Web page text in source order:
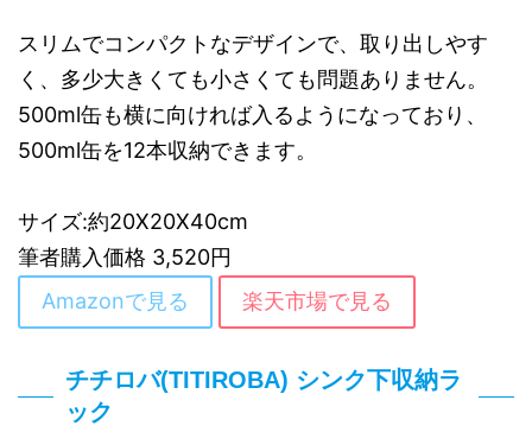
スリムでコンパクトなデザインで、取り出しやす
く、多少大きくても小さくても問題ありません。
500ml缶も横に向ければ入るようになっており、
500ml缶を12本収納できます。
サイズ:約20X20X40cm
筆者購入価格 3,520円
Amazonで見る
楽天市場で見る
チチロバ(TITIROBA) シンク下収納ラ
ック